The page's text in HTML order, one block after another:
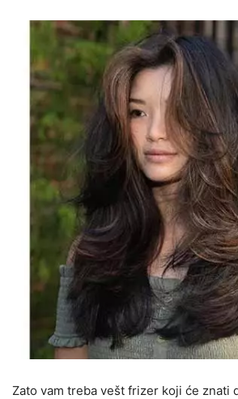
Zato vam treba vešt frizer koji će znati